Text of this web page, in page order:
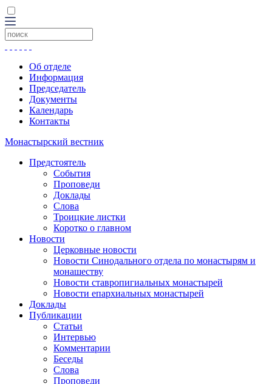
Об отделе
Информация
Председатель
Документы
Календарь
Контакты
Монастырский вестник
Предстоятель
События
Проповеди
Доклады
Слова
Троицкие листки
Коротко о главном
Новости
Церковные новости
Новости Синодального отдела по монастырям и
монашеству
Новости ставропигиальных монастырей
Новости епархиальных монастырей
Доклады
Публикации
Статьи
Интервью
Комментарии
Беседы
Слова
Проповеди